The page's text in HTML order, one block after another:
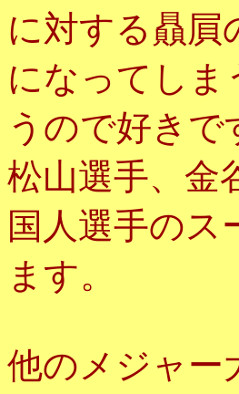
に対する贔屓
になってしま
うので好きで
松山選手、金
国人選手の
ます。
他のメジャー